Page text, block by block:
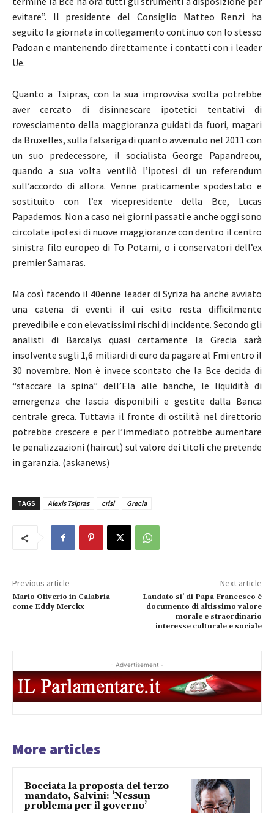
evitare”. Il presidente del Consiglio Matteo Renzi ha
seguito la giornata in collegamento continuo con lo stesso
Padoan e mantenendo direttamente i contatti con i leader
Ue.
Quanto a Tsipras, con la sua improvvisa svolta potrebbe
aver cercato di disinnescare ipotetici tentativi di
rovesciamento della maggioranza guidati da fuori, magari
da Bruxelles, sulla falsariga di quanto avvenuto nel 2011 con
un suo predecessore, il socialista George Papandreou,
quando a sua volta ventilò l’ipotesi di un referendum
sull’accordo di allora. Venne praticamente spodestato e
sostituito con l’ex vicepresidente della Bce, Lucas
Papademos. Non a caso nei giorni passati e anche oggi sono
circolate ipotesi di nuove maggioranze con dentro il centro
sinistra filo europeo di To Potami, o i conservatori dell’ex
premier Samaras.
Ma così facendo il 40enne leader di Syriza ha anche avviato
una catena di eventi il cui esito resta difficilmente
prevedibile e con elevatissimi rischi di incidente. Secondo gli
analisti di Barcalys quasi certamente la Grecia sarà
insolvente sugli 1,6 miliardi di euro da pagare al Fmi entro il
30 novembre. Non è invece scontato che la Bce decida di
“staccare la spina” dell’Ela alle banche, le liquidità di
emergenza che lascia disponibili e gestite dalla Banca
centrale greca. Tuttavia il fronte di ostilità nel direttorio
potrebbe crescere e per l’immediato potrebbe aumentare
le penalizzazioni (haircut) sul valore dei titoli che pretende
in garanzia. (askanews)
TAGS Alexis Tsipras crisi Grecia
Previous article
Mario Oliverio in Calabria
come Eddy Merckx
Next article
Laudato si’ di Papa Francesco è
documento di altissimo valore
morale e straordinario
interesse culturale e sociale
- Advertisement -
More articles
Bocciata la proposta del terzo
mandato, Salvini: ‘Nessun
problema per il governo’